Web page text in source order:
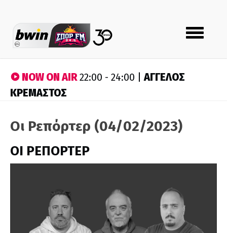
Toggle
navigation
NOW ON AIR22:00 - 24:00 |ΑΓΓΕΛΟΣ
ΚΡΕΜΑΣΤΟΣ
Οι Ρεπόρτερ (04/02/2023)
ΟΙ ΡΕΠΟΡΤΕΡ